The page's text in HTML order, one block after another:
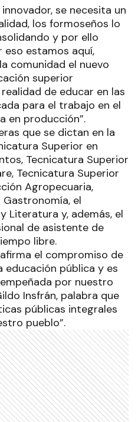
se necesita un
los formoseños lo
y por ello
estamos aquí,
comunidad el nuevo
superior
de educar en las
para el trabajo en el
en producción”.
que se dictan en la
Superior en
Tecnicatura Superior
Tecnicatura Superior
Agropecuaria,
el
Literatura y, además, el
de asistente de
libre.
el compromiso de
educación pública y es
por nuestro
Insfrán, palabra que
públicas integrales
pueblo”.